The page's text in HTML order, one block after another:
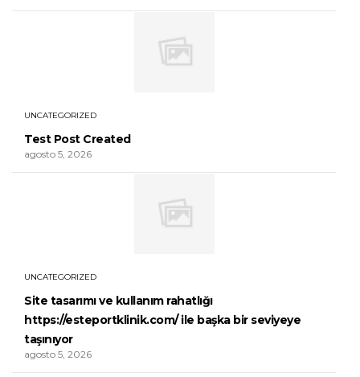
UNCATEGORIZED
Test Post Created
agosto 5, 2026
UNCATEGORIZED
Site tasarımı ve kullanım rahatlığı
https://esteportklinik.com/ ile başka bir seviyeye
taşınıyor
agosto 5, 2026